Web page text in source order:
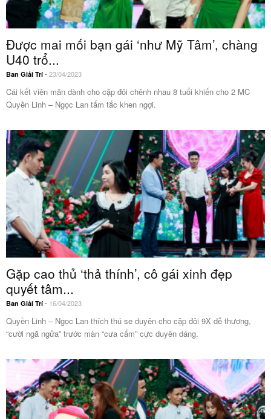
Được mai mối bạn gái ‘như Mỹ Tâm’, chàng
U40 trổ...
Ban Giải Trí - 23/04/2023
Cái kết viên mãn dành cho cặp đôi chênh nhau 8 tuổi khiến cho 2 MC
Quyền Linh – Ngọc Lan tấm tắc khen ngợi.
Gặp cao thủ ‘thả thính’, cô gái xinh đẹp
quyết tâm...
Ban Giải Trí - 16/04/2023
Quyền Linh – Ngọc Lan thích thú se duyên cho cặp đôi 9X dễ thương,
“cười ngã ngửa” trước màn “cưa cẩm” cực duyên dáng.